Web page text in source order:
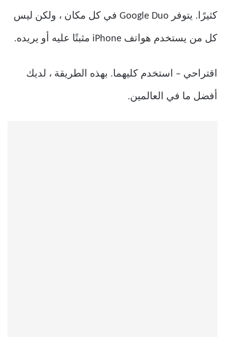
كثيرًا. يتوفر Google Duo في كل مكان ، ولكن ليس
كل من يستخدم هواتف iPhone مثبتًا عليه أو يريده.
اقتراحي – استخدم كليهما. بهذه الطريقة ، لديك
أفضل ما في العالمين.